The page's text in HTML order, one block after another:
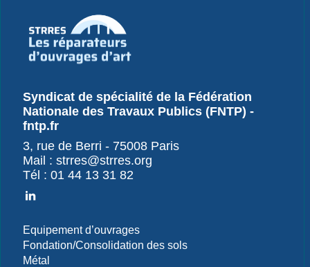
Syndicat de spécialité de la Fédération
Nationale des Travaux Publics (FNTP) -
fntp.fr
3, rue de Berri - 75008 Paris
Mail : strres@strres.org
Tél : 01 44 13 31 82
Equipement d’ouvrages
Fondation/Consolidation des sols
Métal